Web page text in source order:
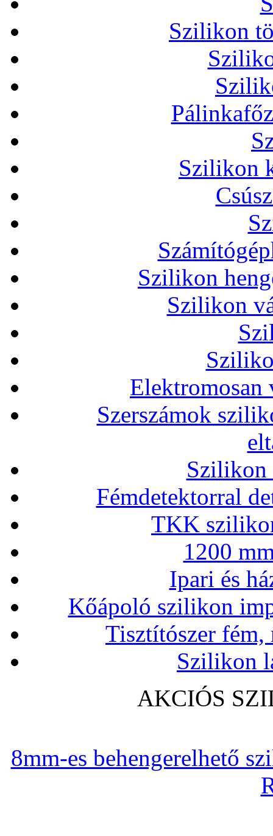
Szilikon
Szilikon
Szilikon
Szilikon
Elektromosan
Szerszámok
Szilikon
Fémdetektorral
TKK
1200
Ipari és
Kőápoló szilikon
Tisztítószer
Szilikon
AKCIÓS
8mm-es behengerelhető